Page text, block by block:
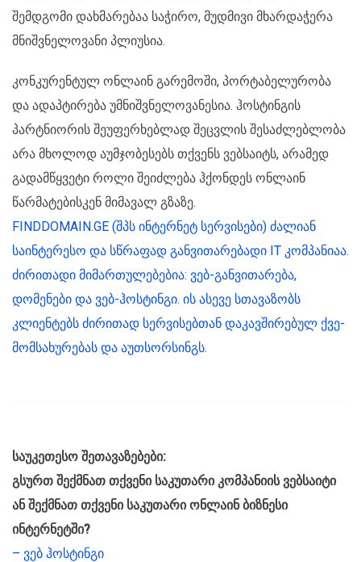
შემდგომი დახმარებაა საჭირო, მუდმივი მხარდაჭერა
მნიშვნელოვანი პლიუსია.
კონკურენტულ ონლაინ გარემოში, პორტაბელურობა
და ადაპტირება უმნიშვნელოვანესია. ჰოსტინგის
პარტნიორის შეუფერხებლად შეცვლის შესაძლებლობა
არა მხოლოდ აუმჯობესებს თქვენს ვებსაიტს, არამედ
გადამწყვეტი როლი შეიძლება ჰქონდეს ონლაინ
წარმატებისკენ მიმავალ გზაზე.
FINDDOMAIN.GE (შპს ინტერნეტ სერვისები) ძალიან
საინტერესო და სწრაფად განვითარებადი IT კომპანიაა.
ძირითადი მიმართულებებია: ვებ-განვითარება,
დომენები და ვებ-ჰოსტინგი. ის ასევე სთავაზობს
კლიენტებს ძირითად სერვისებთან დაკავშირებულ ქვე-
მომსახურებას და აუთსორსინგს.
საუკეთესო შეთავაზებები:
გსურთ შექმნათ თქვენი საკუთარი კომპანიის ვებსაიტი
ან შექმნათ თქვენი საკუთარი ონლაინ ბიზნესი
ინტერნეტში?
– ვებ ჰოსტინგი